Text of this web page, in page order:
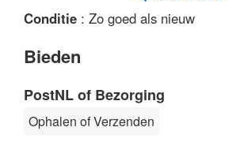
Conditie : Zo goed als nieuw
Bieden
PostNL of Bezorging
Ophalen of Verzenden